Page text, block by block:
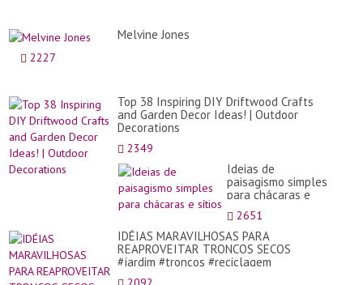
Melvine Jones
2227
Top 38 Inspiring DIY Driftwood Crafts
and Garden Decor Ideas! | Outdoor
Decorations
2349
Ideias de
paisagismo simples
para chácaras e
sítios
2651
IDÉIAS MARAVILHOSAS PARA
REAPROVEITAR TRONCOS SECOS
#jardim #troncos #reciclagem